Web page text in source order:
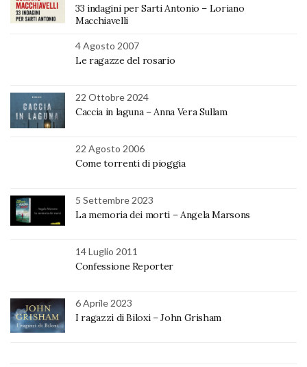
33 indagini per Sarti Antonio – Loriano
Macchiavelli
4 Agosto 2007
Le ragazze del rosario
22 Ottobre 2024
Caccia in laguna – Anna Vera Sullam
22 Agosto 2006
Come torrenti di pioggia
5 Settembre 2023
La memoria dei morti – Angela Marsons
14 Luglio 2011
Confessione Reporter
6 Aprile 2023
I ragazzi di Biloxi – John Grisham